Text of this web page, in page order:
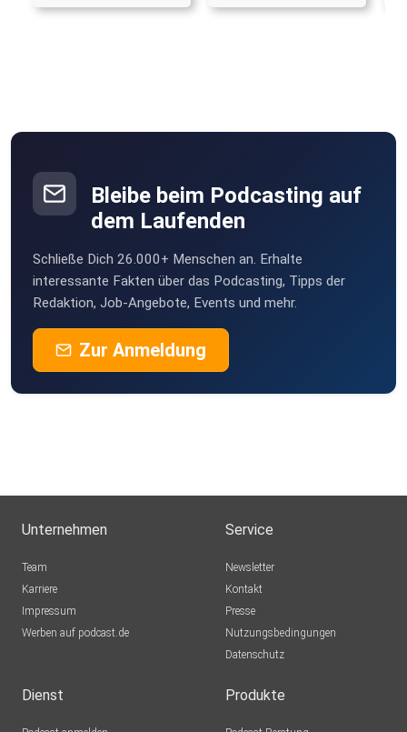
Bleibe beim Podcasting auf
dem Laufenden
Schließe Dich 26.000+ Menschen an. Erhalte
interessante Fakten über das Podcasting, Tipps der
Redaktion, Job-Angebote, Events und mehr.
Zur Anmeldung
Unternehmen
Team
Karriere
Impressum
Werben auf podcast.de
Service
Newsletter
Kontakt
Presse
Nutzungsbedingungen
Datenschutz
Dienst Produkte